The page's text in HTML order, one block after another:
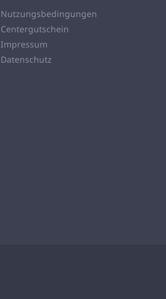
Nutzungsbedingungen
Centergutschein
Impressum
Datenschutz